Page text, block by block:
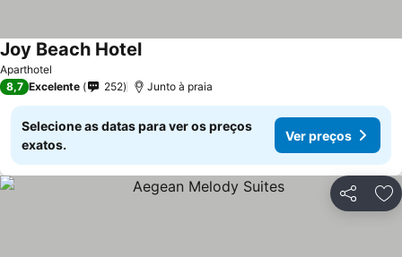
Aparthotel
Joy Beach HotelVer preços
8,7 Excelente 252 Junto à praia
Selecione as datas para ver os preços
exatos.
Ver preços
Partilhar